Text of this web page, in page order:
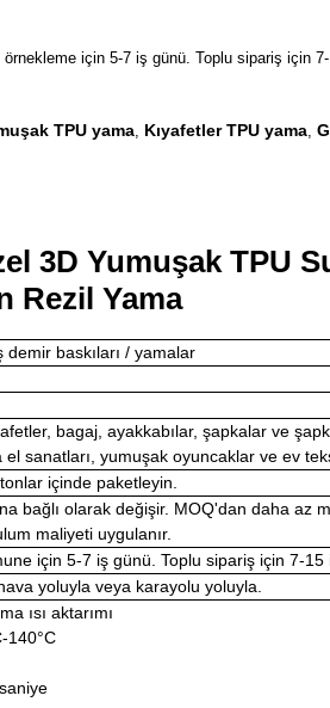
örnekleme için 5-7 iş günü. Toplu sipariş için
TPU yama, Kıyafetler TPU yama,
3D Yumuşak TPU
Rezil Yama
demir baskıları / yamalar
bagaj, ayakkabılar, şapkalar ve
el sanatları, yumuşak oyuncaklar ve ev
içinde paketleyin.
bağlı olarak değişir. MOQ'dan daha az
maliyeti uygulanır.
için 5-7 iş günü. Toplu sipariş için 7-15
yoluyla veya karayolu yoluyla.
ısı aktarımı
140°C